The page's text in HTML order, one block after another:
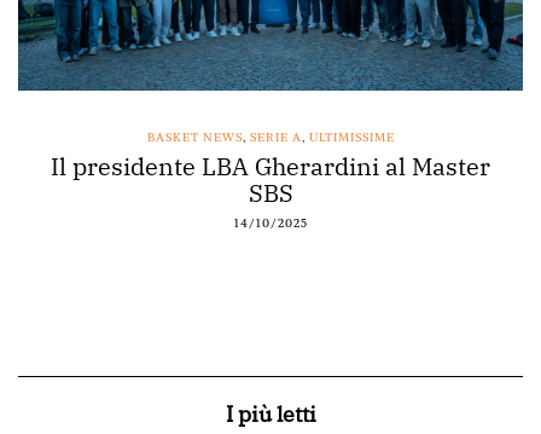
BASKET NEWS, SERIE A, ULTIMISSIME
Il presidente LBA Gherardini al Master
SBS
14/10/2025
I più letti